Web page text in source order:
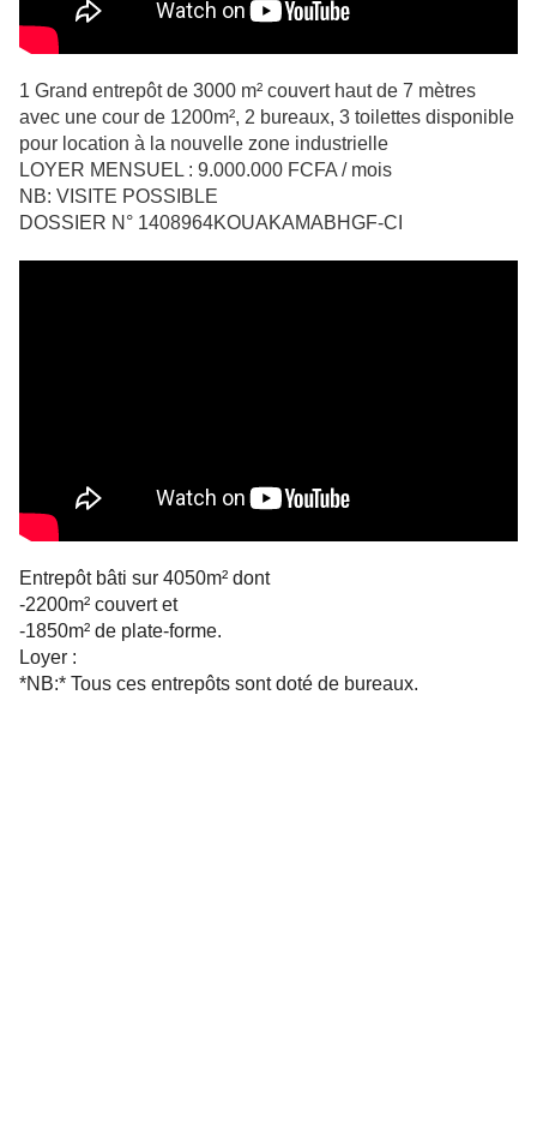
1 Grand entrepôt de 3000 m² couvert haut de 7 mètres
avec une cour de 1200m², 2 bureaux, 3 toilettes disponible
pour location à la nouvelle zone industrielle
LOYER MENSUEL : 9.000.000 FCFA / mois
NB: VISITE POSSIBLE
DOSSIER N° 1408964KOUAKAMABHGF-CI
Entrepôt bâti sur 4050m² dont
-2200m² couvert et
-1850m² de plate-forme.
Loyer :
*NB:* Tous ces entrepôts sont doté de bureaux.